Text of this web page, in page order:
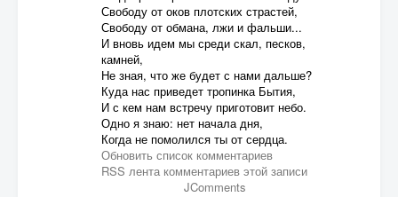
Свободу от оков плотских страстей,
Свободу от обмана, лжи и фальши...
И вновь идем мы среди скал, песков,
камней,
Не зная, что же будет с нами дальше?
Куда нас приведет тропинка Бытия,
И с кем нам встречу приготовит небо.
Одно я знаю: нет начала дня,
Когда не помолился ты от сердца.
Обновить список комментариев
RSS лента комментариев этой записи
JComments